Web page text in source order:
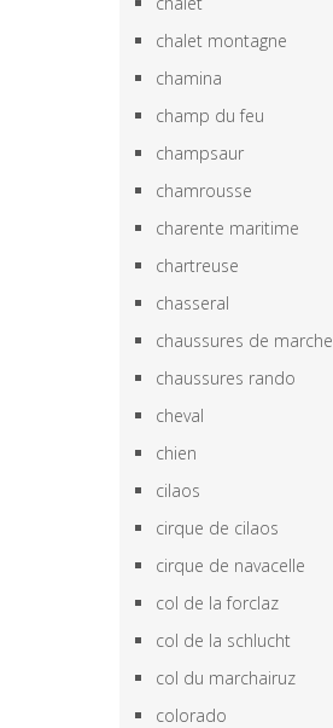
chalet montagne
chamina
champ du feu
champsaur
chamrousse
charente maritime
chartreuse
chasseral
chaussures de marche
chaussures rando
cheval
chien
cilaos
cirque de cilaos
cirque de navacelle
col de la forclaz
col de la schlucht
col du marchairuz
colorado